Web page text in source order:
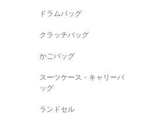
ドラムバッグ
クラッチバッグ
かごバッグ
スーツケース・キャリーバ
ッグ
ランドセル